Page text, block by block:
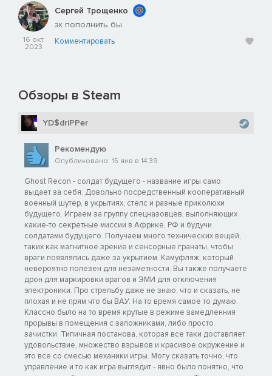
16 окт
2023
Сергей Трощенко
эх пополнить бы
Комментировать
Обзоры в Steam
YD$driPPer
Рекомендую
Опубликовано: 15 янв в 14:39
Ghost Recon - солдат будущего - название игры само
выдает за себя. Довольно посредственный кооперативный
военный шутер, в укрытиях, стелс и разные приколюхи
будущего. Играем за группу спецназовцев, выполняющих
какие-то секретные миссии в Африке, РФ и будучи
солдатами будущего. Получаем много технических вещей,
таких как магнитное зрение и сенсорные гранаты, чтобы
враги появлялись даже за укрытием. Камуфляж, который
невероятно полезен для незаметности. Вы также получаете
дрон для маркировки врагов и ЭМИ для отключения
электроники. Про стрельбу даже не знаю, что и сказать, не
плохая и не прям что бы ВАУ. На то время самое то думаю.
Классно было на то время крутые в режиме замедленния
прорывы в помещения с заложниками, либо просто
зачистки. Типичная постанова, которая все таки доставляет
удовольствие, множество взрывов и красивое окружение и
это все со смесью механики игры. Могу сказать точно, что
управление и то как игра выглядит - явно было понятно, что